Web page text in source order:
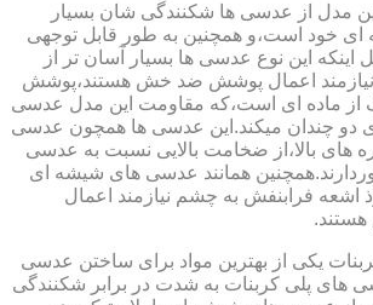
مدل از عدسی ها شکنندگی شان بسیار
ای خود است،و همچنین به طور قابل توجهی
اینکه این نوع عدسی ها بسیار آسان تر از
اعمال پوشش ضد خش هستند،پوشش
از ماده ای است،که مقاومت این مدل عدسی
دو چندان میکند.این عدسی ها همچون عدسی
های بالا،از ضخامت بالایی نسبت به عدسی
همانند عدسی های شیشه ای
اشعه فرابنفش به چشم نیازمند اعمال
یکی از بهترین مواد برای ساختن عدسی
پلی کربنات به شدت در برابر شکنندگی